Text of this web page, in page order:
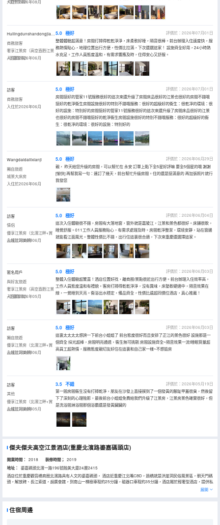
+空中花園）
入住於2026年08月
商務旅客
奢享江景房（高空直麪江景
+巨幕影院）
入住於2026年06月
5.0 極好
評價於：2026年07月01日
整體體驗超滿意！房間打掃得乾乾淨淨，床柔軟好睡，隔音很棒。前台辦理入住速度快，服
務熱情貼心，地理位置出行方便，性價比拉滿，下次還選這家！ 設施齊全好用，24小時熱
水充足。工作人員態度温和，有需求響應及時，住得安心又舒服。
訪客
商務旅客
入住於2026年06月
5.0 極好
評價於：2026年07月01日
房間挺好的管家11號服務很好的這次來還升級了房間床品很好的江景也很好的房間不錯哦
挺好的乾淨衞生房間設施很好的特別不錯哦服務：很好的超級好的衞生：很乾凈的環境：很
好的設施：特別好的房間挺好的管家11號服務很好的這次來還升級了房間床品很好的江景
也很好的房間不錯哦挺好的乾淨衞生房間設施很好的特別不錯哦服務：很好的超級好的衞
生：很乾凈的環境：很好的設施：特別好的
Wangdaidailixianji
獨自旅遊
城景大床房
入住於2026年06月
5.0 極好
評價於：2026年06月29日
親， 昨天給您升級的房間，可以幫忙在 永安 訂單上點下全5星好評嘛 要全5個星的哦 謝謝
[愉快] 再幫我寫一句：連訂了幾天，前台幫忙升級房間。住的還是挺滿意的 再加張照片就行
我發您
訪客
情侶
優享江景房（北濱江畔+賞
山城江河美景）
入住於2026年06月
5.0 極好
評價於：2026年06月04日
這次入住體驗很不錯，房間有大落地窗，窗外就是嘉陵江，江景和景色都很好。床鋪很軟，
睡覺舒服。011工作人員服務貼心，有需求處理及時。房間乾淨整潔，環境安靜，站在窗邊
就能看江面風光。整體性價比不錯，出行住這裏很合適，下次來重慶還選擇這家。
匿名用戶
與好友旅遊
奢享江景房（高空直麪江景
+巨幕影院）
入住於2026年05月
5.0 極好
評價於：2026年06月03日
整體入住體驗超驚喜！酒店位置好找，離商圈/景點很近出行方便。前台辦理入住效率高，
工作人員態度温和有禮貌。客房打掃得乾乾淨淨，沒有異味，床墊軟硬適中，隔音效果在
線，一覺睡到天亮。衞浴出水穩定，備品齊全，性價比遠超同價位酒店，真心推薦！
訪客
獨自旅遊
優享江景房（北濱江畔+賞
山城江河美景）
入住於2026年06月
5.0 極好
評價於：2026年06月03日
這裏太太太太想誇一下前台小姐姐了 前台態度很好而且安排了正江的景色很好 設施那是一
個齊全 採光超棒，房間明亮通透，衞生無可挑剔 房間設施齊全~隔音效果一流!睡眠質量超
高員工超熱情，服務態度親切友好住在這裏和自己家一樣~不想退房
訪客
其他
優享江景房（北濱江畔+賞
山城江河美景）
入住於2026年05月
3.5 不錯
評價於：2026年05月19日
第一間房間衞生沒有打掃乾淨，朋友在沙發上直接摸到了一個發黃的腳趾甲蓋很臭，然後留
下了深刻的心理陰影，最後前台小姐姐免費給我們升級了江景房，江景房景色確實很好，但
是洗浴間淋浴間那個浴霸還是發黃臟臟的
傑夫傑夫高空江景酒店(重慶北濱路鎏嘉碼頭店)
開業時間： 2018 装修時間； 2019
地址：
鎏嘉碼頭北濱一路196號融美大廈24層2415
酒店位於重慶觀音橋商圈北濱路具有人文的鎏嘉碼頭， 酒店近重慶江北嘴CBD，過橋就是洪崖洞民俗風景區，朝天門碼
頭，解放碑、長江索道，胡廣會館，到南山一棵樹車程約25分鐘，磁器口車程約35分鐘，酒店屬於輕奢型酒店，提供私
人管家服務，自帶觀景台，房間可180度，280度觀賞江景，客房裝修極簡北歐風格 讓你的視覺、觸覺得到極美的體驗
獨享超大庭院 大氣的落地窗讓你將重慶的百萬夜景盡收眼底，房內設有電視、空調、冰箱、智能馬桶等電器設施，配備
展開
住宿周邊